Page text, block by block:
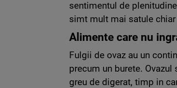
sentimentul de
simt mult mai satule
Alimente care nu
Fulgii de ovaz au un
precum un burete.
greu de digerat, timp in